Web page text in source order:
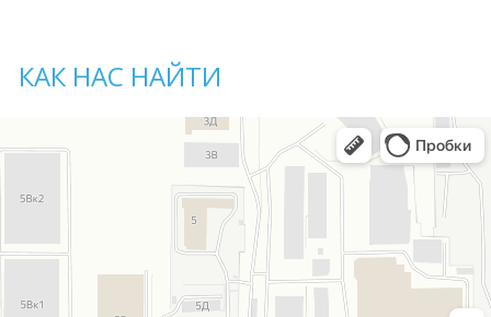
КАК НАС НАЙТИ